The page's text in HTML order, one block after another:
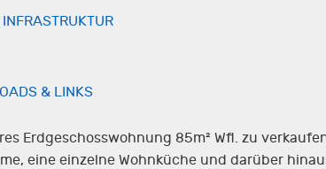
& LINKS
Erdgeschosswohnung 85m² Wfl. zu
eine einzelne Wohnküche und darüber